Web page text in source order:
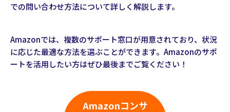
での問い合わせ方法について詳しく解説します。
Amazonでは、複数のサポート窓口が用意されており、状況
に応じた最適な方法を選ぶことができます。Amazonのサポ
ートを活用したい方はぜひ最後までご覧ください！
Amazonコンサ